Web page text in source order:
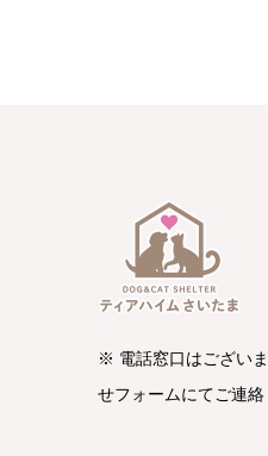
※ 電話窓口はござい
せフォームにてご連絡